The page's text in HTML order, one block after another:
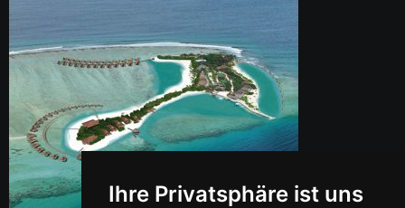
Ihre Privatsphäre ist uns